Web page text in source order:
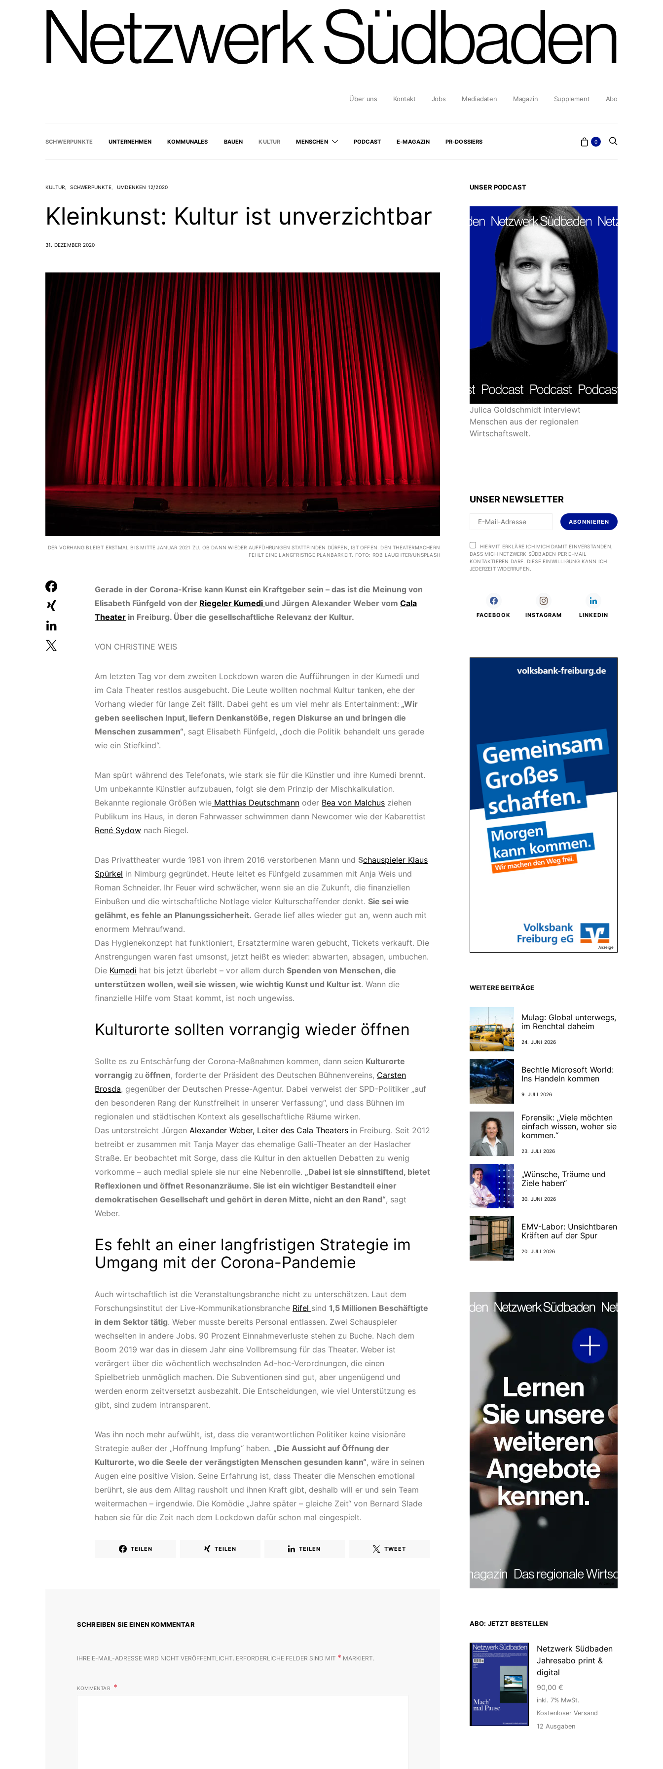
Über uns Kontakt Jobs Mediadaten Magazin Supplement Abo
SCHWERPUNKTE UNTERNEHMEN KOMMUNALES BAUEN KULTUR MENSCHEN PODCAST E-MAGAZIN PR-DOSSIERS 0
KULTUR SCHWERPUNKTE UMDENKEN 12/2020
Kleinkunst: Kultur ist unverzichtbar
31. DEZEMBER 2020
DER VORHANG BLEIBT ERSTMAL BIS MITTE JANUAR 2021 ZU. OB DANN WIEDER AUFFÜHRUNGEN STATTFINDEN DÜRFEN, IST OFFEN. DEN THEATERMACHERN
FEHLT EINE LANGFRISTIGE PLANBARKEIT. FOTO: ROB LAUGHTER/UNSPLASH
Gerade in der Corona-Krise kann Kunst ein Kraftgeber sein – das ist die Meinung von
Elisabeth Fünfgeld von der Riegeler Kumedi und Jürgen Alexander Weber vom Cala
Theater in Freiburg. Über die gesellschaftliche Relevanz der Kultur.
VON CHRISTINE WEIS
Am letzten Tag vor dem zweiten Lockdown waren die Aufführungen in der Kumedi und
im Cala Theater restlos ausgebucht. Die Leute wollten nochmal Kultur tanken, ehe der
Vorhang wieder für lange Zeit fällt. Dabei geht es um viel mehr als Entertainment: „Wir
geben seelischen Input, liefern Denkanstöße, regen Diskurse an und bringen die
Menschen zusammen“, sagt Elisabeth Fünfgeld, „doch die Politik behandelt uns gerade
wie ein Stiefkind“.
Man spürt während des Telefonats, wie stark sie für die Künstler und ihre Kumedi brennt.
Um unbekannte Künstler aufzubauen, folgt sie dem Prinzip der Mischkalkulation.
Bekannte regionale Größen wie Matthias Deutschmann oder Bea von Malchus ziehen
Publikum ins Haus, in deren Fahrwasser schwimmen dann Newcomer wie der Kabarettist
René Sydow nach Riegel.
Das Privattheater wurde 1981 von ihrem 2016 verstorbenen Mann und Schauspieler Klaus
Spürkel in Nimburg gegründet. Heute leitet es Fünfgeld zusammen mit Anja Weis und
Roman Schneider. Ihr Feuer wird schwächer, wenn sie an die Zukunft, die finanziellen
Einbußen und die wirtschaftliche Notlage vieler Kulturschaffender denkt. Sie sei wie
gelähmt, es fehle an Planungssicherheit. Gerade lief alles wieder gut an, wenn auch mit
enormem Mehraufwand.
Das Hygienekonzept hat funktioniert, Ersatztermine waren gebucht, Tickets verkauft. Die
Anstrengungen waren fast umsonst, jetzt heißt es wieder: abwarten, absagen, umbuchen.
Die Kumedi hat bis jetzt überlebt – vor allem durch Spenden von Menschen, die
unterstützen wollen, weil sie wissen, wie wichtig Kunst und Kultur ist. Wann die
finanzielle Hilfe vom Staat kommt, ist noch ungewiss.
Kulturorte sollten vorrangig wieder öffnen
Sollte es zu Entschärfung der Corona-Maßnahmen kommen, dann seien Kulturorte
vorrangig zu öffnen, forderte der Präsident des Deutschen Bühnenvereins, Carsten
Brosda, gegenüber der Deutschen Presse-Agentur. Dabei verweist der SPD-Politiker „auf
den besonderen Rang der Kunstfreiheit in unserer Verfassung“, und dass Bühnen im
regionalen und städtischen Kontext als gesellschaftliche Räume wirken.
Das unterstreicht Jürgen Alexander Weber, Leiter des Cala Theaters in Freiburg. Seit 2012
betreibt er zusammen mit Tanja Mayer das ehemalige Galli-Theater an der Haslacher
Straße. Er beobachtet mit Sorge, dass die Kultur in den aktuellen Debatten zu wenig
vorkomme – auch medial spiele sie nur eine Nebenrolle. „Dabei ist sie sinnstiftend, bietet
Reflexionen und öffnet Resonanzräume. Sie ist ein wichtiger Bestandteil einer
demokratischen Gesellschaft und gehört in deren Mitte, nicht an den Rand“, sagt
Weber.
Es fehlt an einer langfristigen Strategie im
Umgang mit der Corona-Pandemie
Auch wirtschaftlich ist die Veranstaltungsbranche nicht zu unterschätzen. Laut dem
Forschungsinstitut der Live-Kommunikationsbranche Rifel sind 1,5 Millionen Beschäftigte
in dem Sektor tätig. Weber musste bereits Personal entlassen. Zwei Schauspieler
wechselten in andere Jobs. 90 Prozent Einnahmeverluste stehen zu Buche. Nach dem
Boom 2019 war das in diesem Jahr eine Vollbremsung für das Theater. Weber ist
verärgert über die wöchentlich wechselnden Ad-hoc-Verordnungen, die einen
Spielbetrieb unmöglich machen. Die Subventionen sind gut, aber ungenügend und
werden enorm zeitversetzt ausbezahlt. Die Entscheidungen, wie viel Unterstützung es
gibt, sind zudem intransparent.
Was ihn noch mehr aufwühlt, ist, dass die verantwortlichen Politiker keine visionäre
Strategie außer der „Hoffnung Impfung“ haben. „Die Aussicht auf Öffnung der
Kulturorte, wo die Seele der verängstigten Menschen gesunden kann“, wäre in seinen
Augen eine positive Vision. Seine Erfahrung ist, dass Theater die Menschen emotional
berührt, sie aus dem Alltag rausholt und ihnen Kraft gibt, deshalb will er und sein Team
weitermachen – irgendwie. Die Komödie „Jahre später – gleiche Zeit“ von Bernard Slade
haben sie für die Zeit nach dem Lockdown dafür schon mal eingespielt.
TEILEN TEILEN TEILEN TWEET
SCHREIBEN SIE EINEN KOMMENTAR
IHRE E-MAIL-ADRESSE WIRD NICHT VERÖFFENTLICHT. ERFORDERLICHE FELDER SIND MIT * MARKIERT.
KOMMENTAR
UNSER PODCAST
Julica Goldschmidt interviewt
Menschen aus der regionalen
Wirtschaftswelt.
UNSER NEWSLETTER
ABONNIEREN
HIERMIT ERKLÄRE ICH MICH DAMIT EINVERSTANDEN,
DASS MICH NETZWERK SÜDBADEN PER E-MAIL
KONTAKTIEREN DARF. DIESE EINWILLIGUNG KANN ICH
JEDERZEIT WIDERRUFEN.
FACEBOOK INSTAGRAM LINKEDIN
Anzeige
WEITERE BEITRÄGE
Mulag: Global unterwegs,
im Renchtal daheim
24. JUNI 2026
Bechtle Microsoft World:
Ins Handeln kommen
9. JULI 2026
Forensik: „Viele möchten
einfach wissen, woher sie
kommen.“
23. JULI 2026
„Wünsche, Träume und
Ziele haben“
30. JUNI 2026
EMV-Labor: Unsichtbaren
Kräften auf der Spur
20. JULI 2026
ABO: JETZT BESTELLEN
Netzwerk Südbaden
Jahresabo print &
digital
90,00 €
inkl. 7% MwSt.
Kostenloser Versand
12 Ausgaben